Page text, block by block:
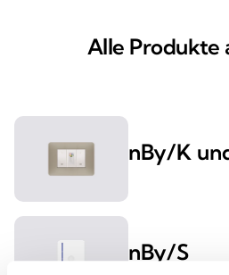
Alle Produkte
nBy/K
nBy/S